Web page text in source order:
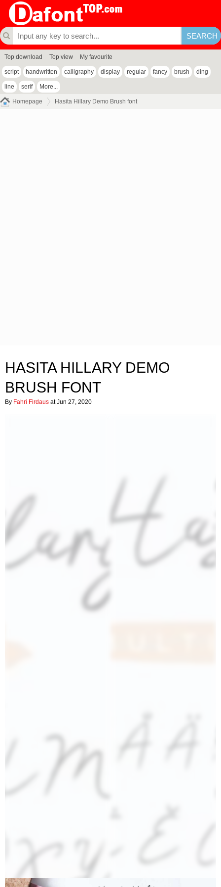
Top download Top view My favourite
script handwritten calligraphy display regular fancy brush ding
line serif More...
Homepage Hasita Hillary Demo Brush font
HASITA HILLARY DEMO
BRUSH FONT
By Fahri Firdaus at Jun 27, 2020